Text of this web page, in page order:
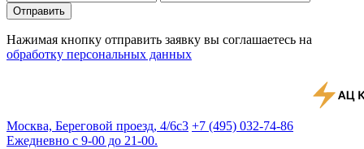
Отправить
Нажимая кнопку отправить заявку вы соглашаетесь на
обработку персональных данных
Москва, Береговой проезд, 4/6с3 +7 (495) 032-74-86
Ежедневно с 9-00 до 21-00.